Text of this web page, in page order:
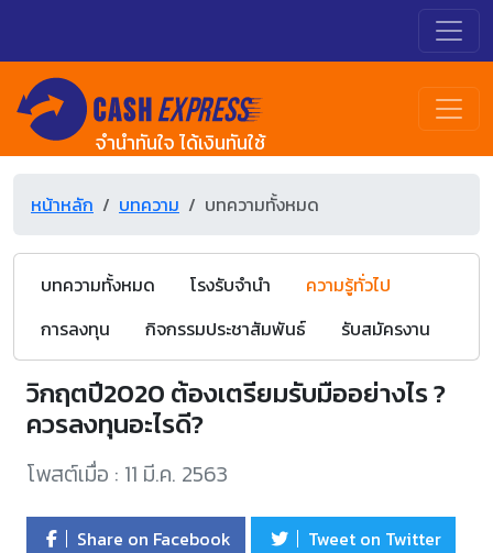
จำนำทันใจ ได้เงินทันใช้
หน้าหลัก บทความ บทความทั้งหมด
บทความทั้งหมด โรงรับจำนำ
ความรู้ทั่วไป
การลงทุน
กิจกรรมประชาสัมพันธ์ รับสมัครงาน
วิกฤตปี2020 ต้องเตรียมรับมืออย่างไร ?
ควรลงทุนอะไรดี?
โพสต์เมื่อ : 11 มี.ค. 2563
Share on Facebook Tweet on Twitter